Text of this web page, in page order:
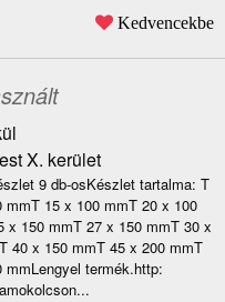
Kedvencekbe
X. kerület
9 db-osKészlet tartalma: T
mmT 15 x 100 mmT 20 x 100
x 150 mmT 27 x 150 mmT 30 x
40 x 150 mmT 45 x 200 mmT
mmLengyel termék.http: